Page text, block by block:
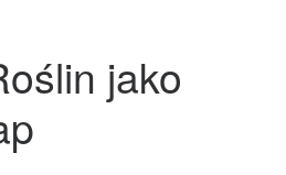
jako